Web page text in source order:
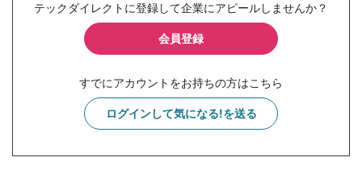
テックダイレクトに登録して企業にアピールしませんか？
会員登録
すでにアカウントをお持ちの方はこちら
ログインして気になる!を送る